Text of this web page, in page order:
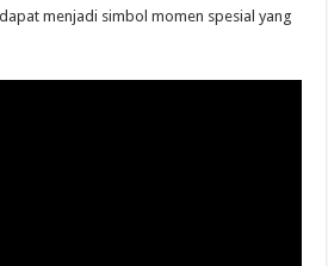
menjadi simbol momen spesial yang